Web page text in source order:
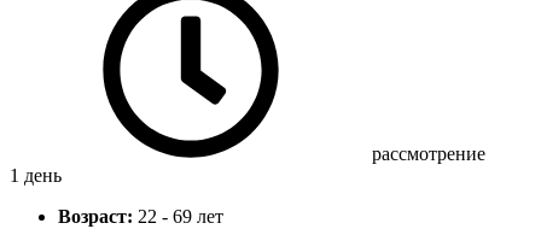
рассмотрение
1 день
Возраст: 22 - 69 лет